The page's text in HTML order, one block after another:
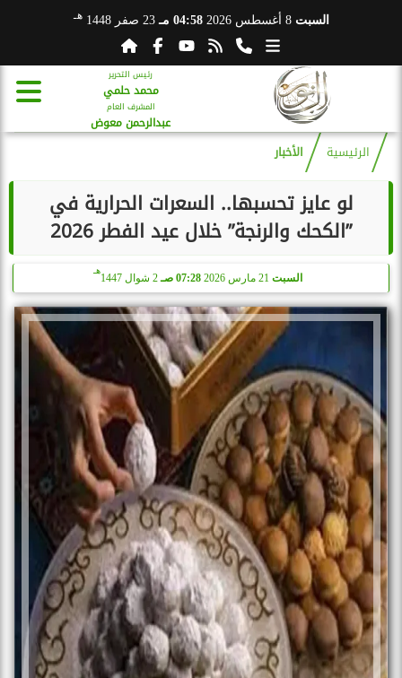
السبت 8 أغسطس 2026 04:58 مـ 23 صفر 1448 هـ
رئيس التحرير
محمد حلمي
المشرف العام
عبدالرحمن معوض
الرئيسية الأخبار
لو عايز تحسبها.. السعرات الحرارية في
”الكحك والرنجة” خلال عيد الفطر 2026
السبت 21 مارس 2026 07:28 صـ 2 شوال 1447
هـ